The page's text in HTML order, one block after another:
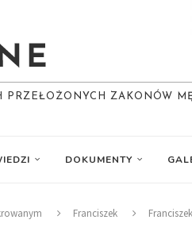
PRZEŁOŻONYCH ZAKONÓW
DOKUMENTY
Franciszek